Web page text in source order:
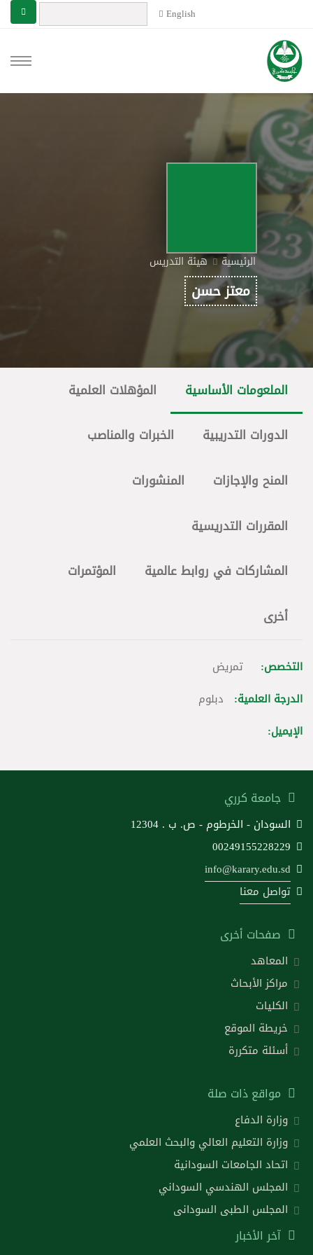
English
الرئيسية هيئة التدريس
معتز حسن
الملعومات الأساسية المؤهلات العلمية
الدورات التدريبية الخبرات والمناصب
المنح والإجازات المنشورات
المقررات التدريسية
المشاركات في روابط عالمية المؤتمرات
أخرى
التخصص: تمريض
الدرجة العلمية:
دبلوم
الإيميل:
جامعة كرري
السودان - الخرطوم - ص. ب . 12304
00249155228229
info@karary.edu.sd
تواصل معنا
صفحات أخرى
المعاهد
مراكز الأبحاث
الكليات
خريطة الموقع
أسئلة متكررة
مواقع ذات صلة
وزارة الدفاع
وزارة التعليم العالي والبحث العلمي
اتحاد الجامعات السودانية
المجلس الهندسي السوداني
المجلس الطبى السودانى
آخر الأخبار